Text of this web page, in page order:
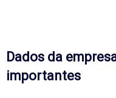
Dados da
importantes